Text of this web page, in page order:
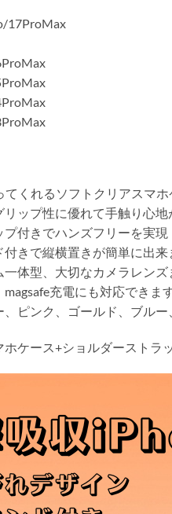
17ProMax
くれるソフトクリアスマホ
ップ性に優れて手触り心地
付きでハンズフリーを実現
きで縦横置きが簡単に出来
体型、大切なカメラレンズ
充電にも対応できます
ピンク、ゴールド、ブルー
ホケース+ショルダーストラ